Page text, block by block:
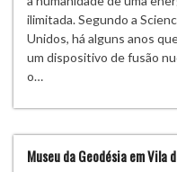
ilimitada. Segundo a
Unidos, há alguns anos
um dispositivo de fusão
o…
Museu da Geodésia em Vila